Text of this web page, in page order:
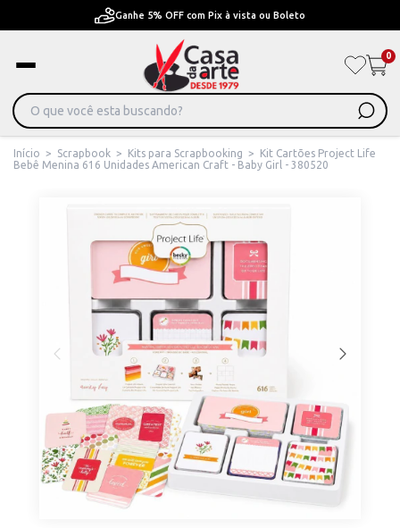
Pague em Até 6x sem juros ou ate 12x com juros
0
Início > Scrapbook > Kits para Scrapbooking >
Kit Cartões Project Life
Bebê Menina 616 Unidades American Craft - Baby Girl - 380520